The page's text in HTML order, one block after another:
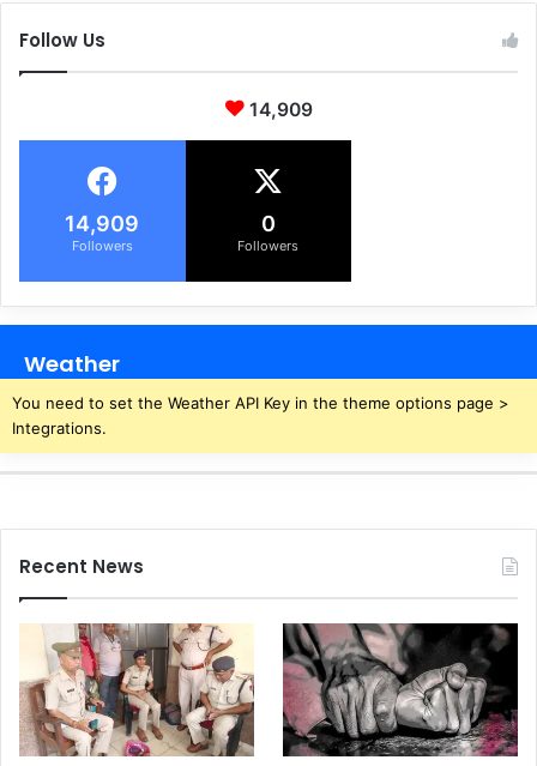
दी
,
Follow Us
14,909
14,909
Followers
0
Followers
Weather
You need to set the Weather API Key in the theme options page >
Integrations.
Recent News